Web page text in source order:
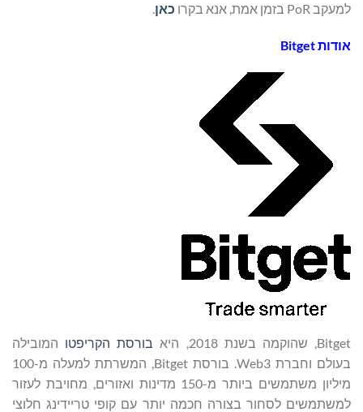
למעקב PoR בזמן אמת, אנא בקרו כאן
אודותBitget
Bitget, שהוקמה בשנת 2018, היא בורסת הקריפטו המובילה
בעולם וחברת Web3. בורסת Bitget, המשרתת למעלה מ-100
מיליון משתמשים ביותר מ-150 מדינות ואזורים, מחויבת לעזור
למשתמשים לסחור בצורה חכמה יותר עם קופי טריידינג חלוצי